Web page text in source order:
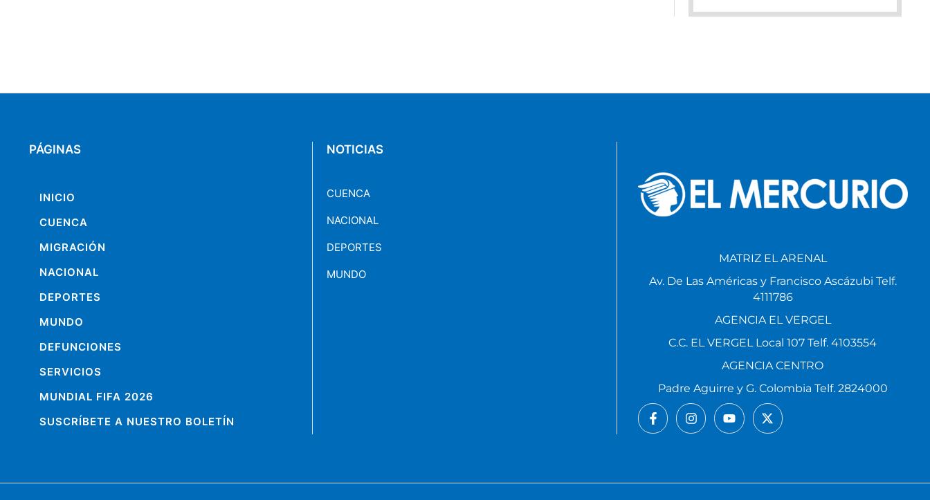
PÁGINAS
INICIO
CUENCA
MIGRACIÓN
NACIONAL
DEPORTES
MUNDO
DEFUNCIONES
SERVICIOS
MUNDIAL FIFA 2026
SUSCRÍBETE A NUESTRO BOLETÍN
NOTICIAS
CUENCA
NACIONAL
DEPORTES
MUNDO
MATRIZ EL ARENAL
Av. De Las Américas y Francisco Ascázubi Telf.
4111786
AGENCIA EL VERGEL
C.C. EL VERGEL Local 107 Telf. 4103554
AGENCIA CENTRO
Padre Aguirre y G. Colombia Telf. 2824000